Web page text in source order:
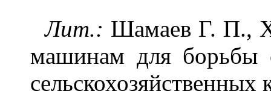
Лит.: Шамаев Г. П.,
машинам для борьбы